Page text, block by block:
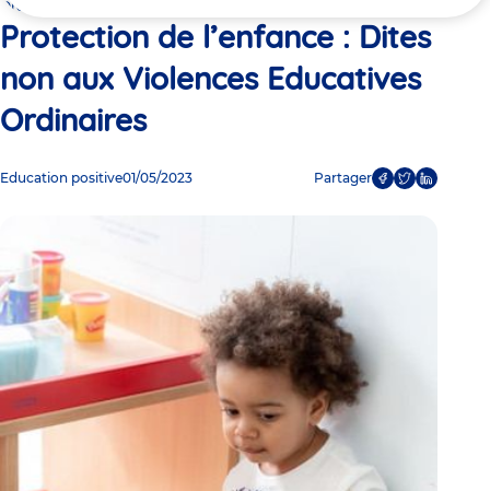
ici
Ordinaires
Protection de l’enfance : Dites
non aux Violences Educatives
Ordinaires
Education positive01/05/2023 Partager